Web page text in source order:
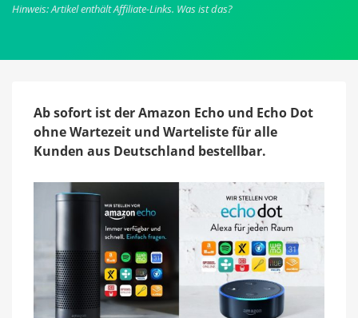
und
jetzt
bestellbar
Hinweis: Artikel enthält Affiliate-Links. Was ist das?
Ab sofort ist der Amazon Echo und Echo Dot
ohne Wartezeit und Warteliste für alle
Kunden aus Deutschland bestellbar.